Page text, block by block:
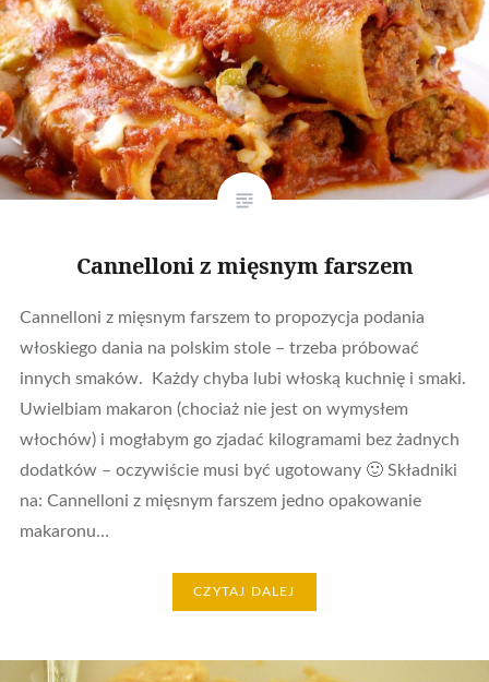
Cannelloni z mięsnym farszem
Cannelloni z mięsnym farszem to propozycja podania
włoskiego dania na polskim stole – trzeba próbować
innych smaków. Każdy chyba lubi włoską kuchnię i smaki.
Uwielbiam makaron (chociaż nie jest on wymysłem
włochów) i mogłabym go zjadać kilogramami bez żadnych
dodatków – oczywiście musi być ugotowany 🙂 Składniki
na: Cannelloni z mięsnym farszem jedno opakowanie
makaronu…
CZYTAJ DALEJ